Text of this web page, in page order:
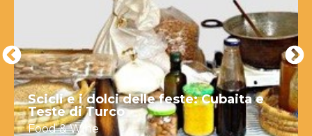
Scicli e i dolci delle feste: Cubaita e
Teste di Turco
Food & Wine